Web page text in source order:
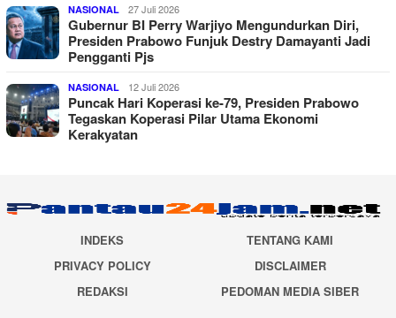
NASIONAL 27 Juli 2026
Gubernur BI Perry Warjiyo Mengundurkan Diri,
Presiden Prabowo Funjuk Destry Damayanti Jadi
Pengganti Pjs
NASIONAL 12 Juli 2026
Puncak Hari Koperasi ke-79, Presiden Prabowo
Tegaskan Koperasi Pilar Utama Ekonomi
Kerakyatan
INDEKS
TENTANG KAMI
PRIVACY POLICY
DISCLAIMER
REDAKSI
PEDOMAN MEDIA SIBER